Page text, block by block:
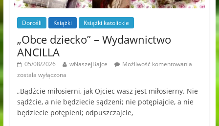
Dorośli Książki Książki katolickie
„Obce dziecko” – Wydawnictwo
ANCILLA
05/08/2026 wNaszejBajce
Możliwość komentowania
została wyłączona
„Bądźcie miłosierni, jak Ojciec wasz jest miłosierny. Nie
sądźcie, a nie będziecie sądzeni; nie potępiajcie, a nie
będziecie potępieni; odpuszczajcie,